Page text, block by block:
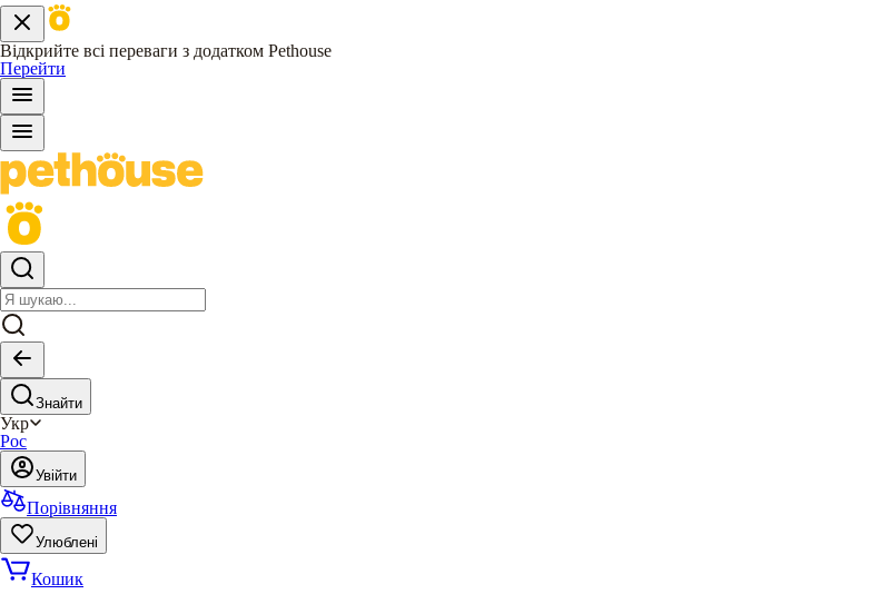
Відкрийте всі переваги з додатком Pethouse
Перейти
Знайти
Укр
Рос
Увійти
Порівняння
Улюблені
Кошик